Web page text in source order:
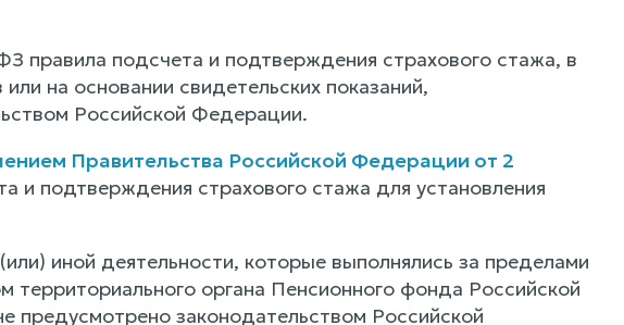
правила подсчета и подтверждения страхового стажа, в
на основании свидетельских показаний,
Российской Федерации.
Правительства Российской Федерации от 2
и подтверждения страхового стажа для установления
иной деятельности, которые выполнялись за пределами
органа Пенсионного фонда Российской
предусмотрено законодательством Российской